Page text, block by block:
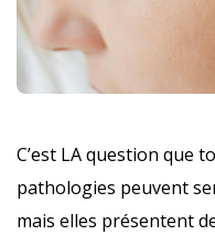
C’est LA question que
pathologies peuvent
mais elles présentent